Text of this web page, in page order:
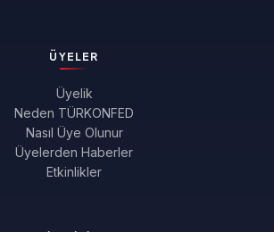
ÜYELER
Üyelik
Neden TÜRKONFED
Nasıl Üye Olunur
Üyelerden Haberler
Etkinlikler